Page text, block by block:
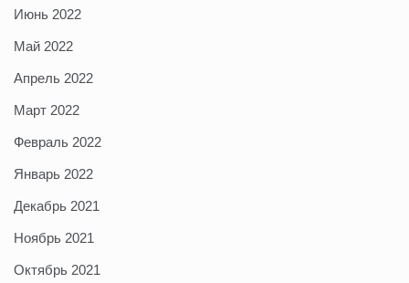
Июнь 2022
Май 2022
Апрель 2022
Март 2022
Февраль 2022
Январь 2022
Декабрь 2021
Ноябрь 2021
Октябрь 2021